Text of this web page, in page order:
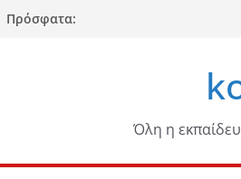
Πρόσφατα:
Όλη η